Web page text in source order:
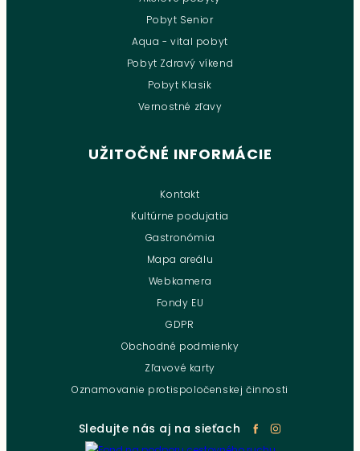
Pobyt Senior
Aqua - vital pobyt
Pobyt Zdravý víkend
Pobyt Klasik
Vernostné zľavy
UŽITOČNÉ INFORMÁCIE
Kontakt
Kultúrne podujatia
Gastronómia
Mapa areálu
Webkamera
Fondy EU
GDPR
Obchodné podmienky
Zľavové karty
Oznamovanie protispoločenskej činnosti
Sledujte nás aj na sieťach